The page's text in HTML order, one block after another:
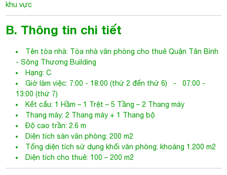
khu vực
B. Thông tin chi tiết
Tên tòa nhà: Tòa nhà văn phòng cho thuê Quận Tân Bình
-Sông Thương Building
Hạng: C
Giờ làm việc: 7:00 - 18:00 (thứ 2 đến thứ 6) - 07:00 -
13:00 (thứ 7)
Kết cấu: 1 Hầm – 1 Trệt – 5 Tầng – 2 Thang máy
Thang máy: 2 Thang máy + 1 Thang bộ
Độ cao trần: 2.6 m
Diện tích sàn văn phòng: 200 m2
Tổng diện tích sử dụng khối văn phòng: khoảng 1.200 m2
Diện tích cho thuê: 100 – 200 m2